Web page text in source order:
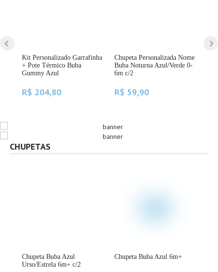
Kit Personalizado Garrafinha
+ Pote Térmico Buba
Gummy Azul
R$ 204,80
Chupeta Personalizada Nome
Buba Noturna Azul/Verde 0-
6m c/2
R$ 59,90
CHUPETAS
Chupeta Buba Azul
Urso/Estrela 6m+ c/2
Chupeta Buba Azul 6m+